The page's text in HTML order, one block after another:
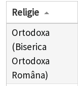
Religie
Ortodoxa
(Biserica
Ortodoxa
Româna)